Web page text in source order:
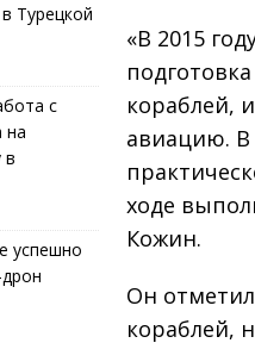
«В 2015
кораблей,
авиацию. В
ходе
Кожин.
Он
кораблей,
Турецкой
с
на
в
успешно